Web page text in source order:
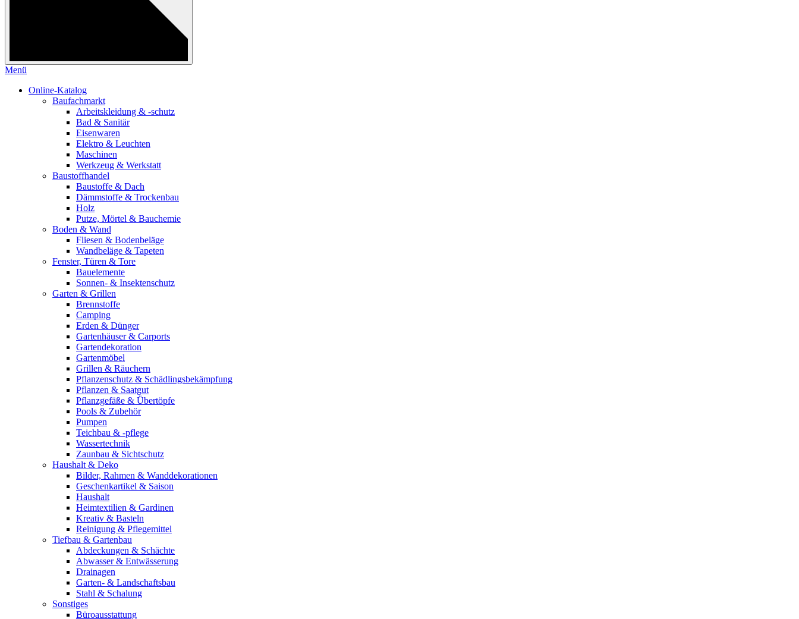
Menü
Online-Katalog
Baufachmarkt
Arbeitskleidung & -schutz
Bad & Sanitär
Eisenwaren
Elektro & Leuchten
Maschinen
Werkzeug & Werkstatt
Baustoffhandel
Baustoffe & Dach
Dämmstoffe & Trockenbau
Holz
Putze, Mörtel & Bauchemie
Boden & Wand
Fliesen & Bodenbeläge
Wandbeläge & Tapeten
Fenster, Türen & Tore
Bauelemente
Sonnen- & Insektenschutz
Garten & Grillen
Brennstoffe
Camping
Erden & Dünger
Gartenhäuser & Carports
Gartendekoration
Gartenmöbel
Grillen & Räuchern
Pflanzenschutz & Schädlingsbekämpfung
Pflanzen & Saatgut
Pflanzgefäße & Übertöpfe
Pools & Zubehör
Pumpen
Teichbau & -pflege
Wassertechnik
Zaunbau & Sichtschutz
Haushalt & Deko
Bilder, Rahmen & Wanddekorationen
Geschenkartikel & Saison
Haushalt
Heimtextilien & Gardinen
Kreativ & Basteln
Reinigung & Pflegemittel
Tiefbau & Gartenbau
Abdeckungen & Schächte
Abwasser & Entwässerung
Drainagen
Garten- & Landschaftsbau
Stahl & Schalung
Sonstiges
Büroausstattung